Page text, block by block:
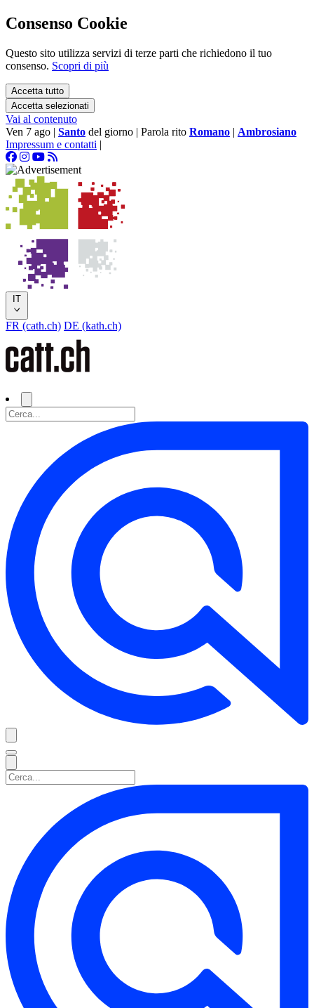
Consenso Cookie
Questo sito utilizza servizi di terze parti che richiedono il tuo
consenso. Scopri di più
Accetta tutto
Accetta selezionati
Vai al contenuto
Ven 7 ago | Santo del giorno | Parola rito Romano | Ambrosiano
Impressum e contatti |
IT
FR (cath.ch) DE (kath.ch)